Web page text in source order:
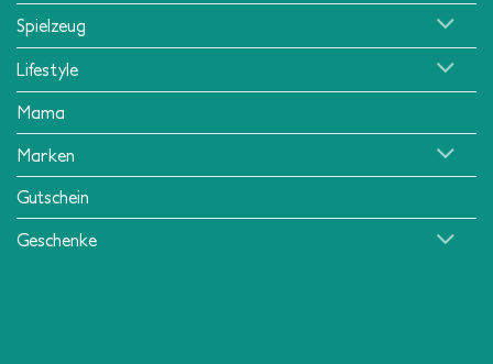
Spielzeug
Lifestyle
Mama
Marken
Gutschein
Geschenke